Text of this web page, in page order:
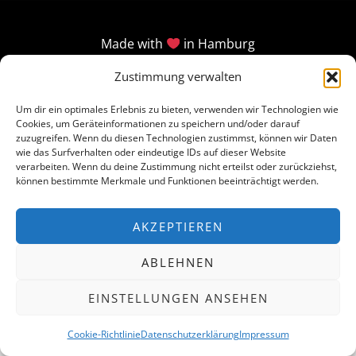
Zustimmung verwalten
Um dir ein optimales Erlebnis zu bieten, verwenden wir Technologien wie
Cookies, um Geräteinformationen zu speichern und/oder darauf
zuzugreifen. Wenn du diesen Technologien zustimmst, können wir Daten
wie das Surfverhalten oder eindeutige IDs auf dieser Website
verarbeiten. Wenn du deine Zustimmung nicht erteilst oder zurückziehst,
können bestimmte Merkmale und Funktionen beeinträchtigt werden.
AKZEPTIEREN
ABLEHNEN
EINSTELLUNGEN ANSEHEN
Cookie-RichtlinieDatenschutzerklärungImpressum
Made with in Hamburg